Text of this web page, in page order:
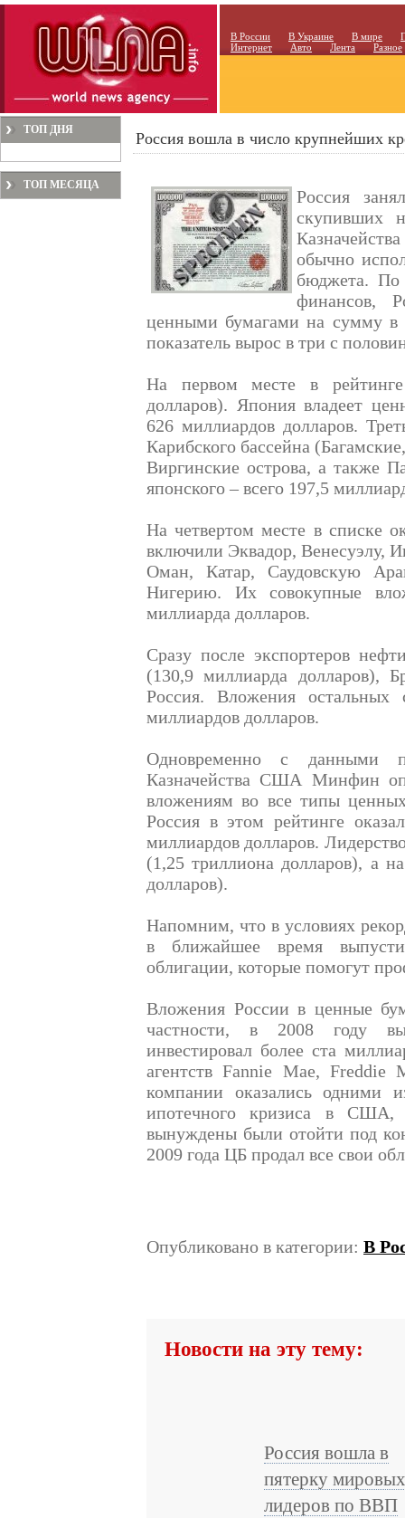
В России В Украине В мире
Интернет
Авто Лента Разное
ТОП ДНЯ
ТОП МЕСЯЦА
Россия вошла в число крупнейших
Россия
скупивших
обычно
бюджета. По
финансов,
ценными бумагами на сумму в
показатель вырос в три с
На первом месте в
долларов). Япония владеет
626 миллиардов долларов.
Карибского бассейна
Виргинские острова, а также
японского – всего 197,5
На четвертом месте в списке
включили Эквадор, Венесуэлу,
Оман, Катар, Саудовскую
Нигерию. Их совокупные
миллиарда долларов.
Сразу после экспортеров
(130,9 миллиарда долларов),
Россия. Вложения
миллиардов долларов.
Одновременно с данными
Казначейства США Минфин
вложениям во все типы
Россия в этом рейтинге
миллиардов долларов.
(1,25 триллиона долларов), а
долларов).
Напомним, что в условиях
в ближайшее время
облигации, которые помогут
Вложения России в ценные
частности, в 2008 году
инвестировал более ста
агентств Fannie Mae,
компании оказались одними
ипотечного кризиса в
вынуждены были отойти под
2009 года ЦБ продал все свои
Опубликовано в категории: В
Новости на эту тему:
Россия вошла в
пятерку мировых
лидеров по ВВП